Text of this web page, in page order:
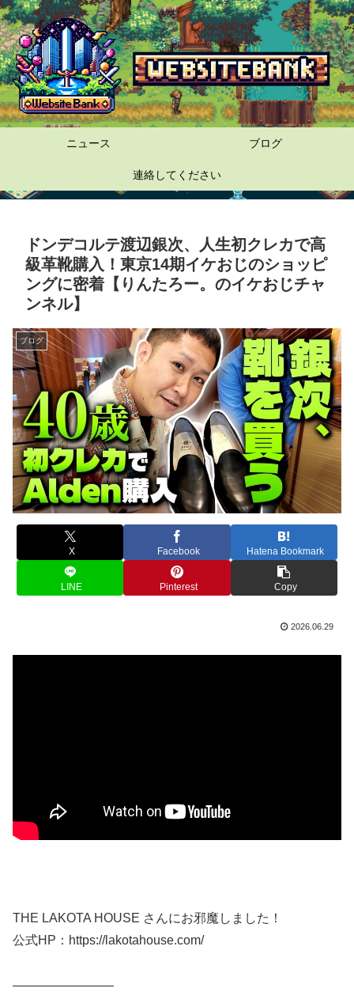
ニュース ブログ
連絡してください
ドンデコルテ渡辺銀次、人生初クレカで高
級革靴購入！東京14期イケおじのショッピ
ングに密着【りんたろー。のイケおじチャ
ンネル】
ブログ
X Facebook Hatena Bookmark
LINE Pinterest Copy
2026.06.29
THE LAKOTA HOUSE さんにお邪魔しました！
公式HP：https://lakotahouse.com/
————————